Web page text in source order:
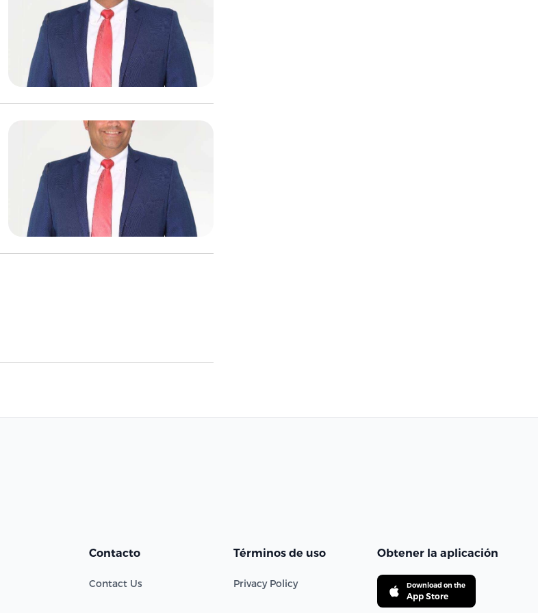
Contacto
Contact Us
Términos de uso
Privacy Policy
Obtener la aplicación
Download on the
App Store